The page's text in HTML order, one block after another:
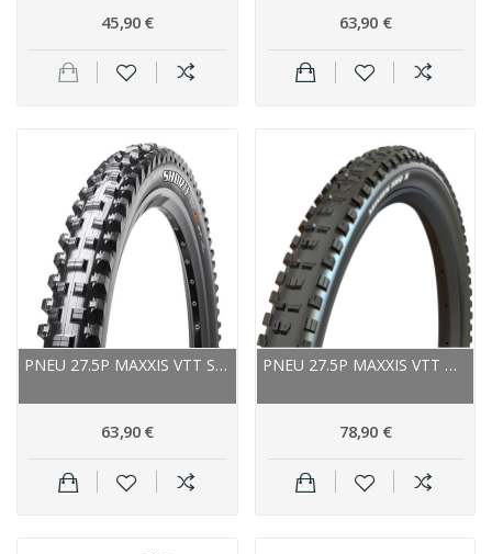
45,90 € 63,90 €
PNEU 27.5P MAXXIS VTT SHORTY TUBELESS READY 3C...
63,90 €
PNEU 27.5P MAXXIS VTT MINION DHR II TUBELESS...
78,90 €